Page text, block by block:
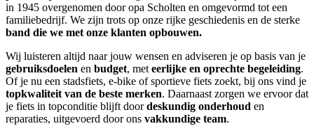
in 1945 overgenomen door opa Scholten en omgevormd tot een
familiebedrijf. We zijn trots op onze rijke geschiedenis en de sterke
band die we met onze klanten opbouwen.
Wij luisteren altijd naar jouw wensen en adviseren je op basis van je
gebruiksdoelen en budget, met eerlijke en oprechte begeleiding.
Of je nu een stadsfiets, e-bike of sportieve fiets zoekt, bij ons vind je
topkwaliteit van de beste merken. Daarnaast zorgen we ervoor dat
je fiets in topconditie blijft doordeskundig onderhoud en
reparaties, uitgevoerd door ons vakkundige team.